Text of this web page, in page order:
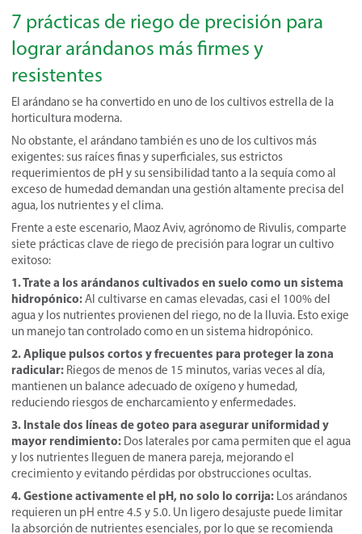
7 prácticas de riego de precisión para
lograr arándanos más firmes y
resistentes
El arándano se ha convertido en uno de los cultivos estrella de la
horticultura moderna.
No obstante, el arándano también es uno de los cultivos más
exigentes: sus raíces finas y superficiales, sus estrictos
requerimientos de pH y su sensibilidad tanto a la sequía como al
exceso de humedad demandan una gestión altamente precisa del
agua, los nutrientes y el clima.
Frente a este escenario, Maoz Aviv, agrónomo de Rivulis, comparte
siete prácticas clave de riego de precisión para lograr un cultivo
exitoso:
1. Trate a los arándanos cultivados en suelo como un sistema
hidropónico:Al cultivarse en camas elevadas, casi el 100% del
agua y los nutrientes provienen del riego, no de la lluvia. Esto exige
un manejo tan controlado como en un sistema hidropónico.
2. Aplique pulsos cortos y frecuentes para proteger la zona
radicular: Riegos de menos de 15 minutos, varias veces al día,
mantienen un balance adecuado de oxígeno y humedad,
reduciendo riesgos de encharcamiento y enfermedades.
3. Instale dos líneas de goteo para asegurar uniformidad y
mayor rendimiento: Dos laterales por cama permiten que el agua
y los nutrientes lleguen de manera pareja, mejorando el
crecimiento y evitando pérdidas por obstrucciones ocultas.
4. Gestione activamente el pH, no solo lo corrija: Los arándanos
requieren un pH entre 4.5 y 5.0. Un ligero desajuste puede limitar
la absorción de nutrientes esenciales, por lo que se recomienda